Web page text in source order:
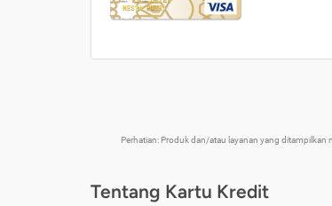
Perhatian: Produk dan/atau layanan yang
Tentang Kartu Kredit